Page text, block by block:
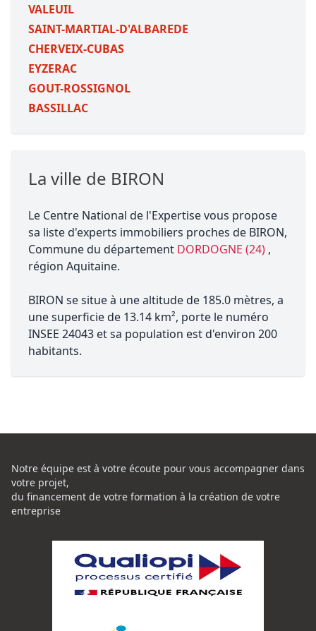
VALEUIL
SAINT-MARTIAL-D'ALBAREDE
CHERVEIX-CUBAS
EYZERAC
GOUT-ROSSIGNOL
BASSILLAC
La ville de BIRON
Le Centre National de l'Expertise vous propose
sa liste d'experts immobiliers proches de BIRON,
Commune du département DORDOGNE (24) ,
région Aquitaine.
BIRON se situe à une altitude de 185.0 mètres, a
une superficie de 13.14 km², porte le numéro
INSEE 24043 et sa population est d'environ 200
habitants.
Notre équipe est à votre écoute pour vous accompagner dans
votre projet,
du financement de votre formation à la création de votre
entreprise